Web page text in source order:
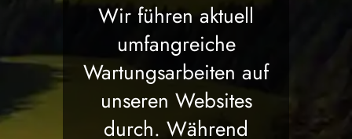
Wir führen aktuell
umfangreiche
Wartungsarbeiten auf
unseren Websites
durch. Während